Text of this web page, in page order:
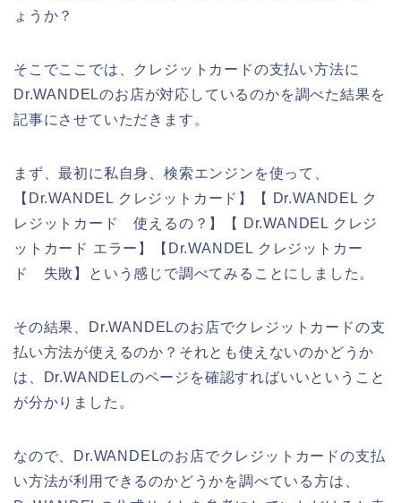
ょうか？
そこでここでは、クレジットカードの支払い方法に
Dr.WANDELのお店が対応しているのかを調べた結果を
記事にさせていただきます。
まず、最初に私自身、検索エンジンを使って、
【Dr.WANDEL クレジットカード】【 Dr.WANDEL ク
レジットカード 使えるの？】【 Dr.WANDEL クレジ
ットカード エラー】【Dr.WANDEL クレジットカー
ド 失敗】という感じで調べてみることにしました。
その結果、Dr.WANDELのお店でクレジットカードの支
払い方法が使えるのか？それとも使えないのかどうか
は、Dr.WANDELのページを確認すればいいということ
が分かりました。
なので、Dr.WANDELのお店でクレジットカードの支払
い方法が利用できるのかどうかを調べている方は、